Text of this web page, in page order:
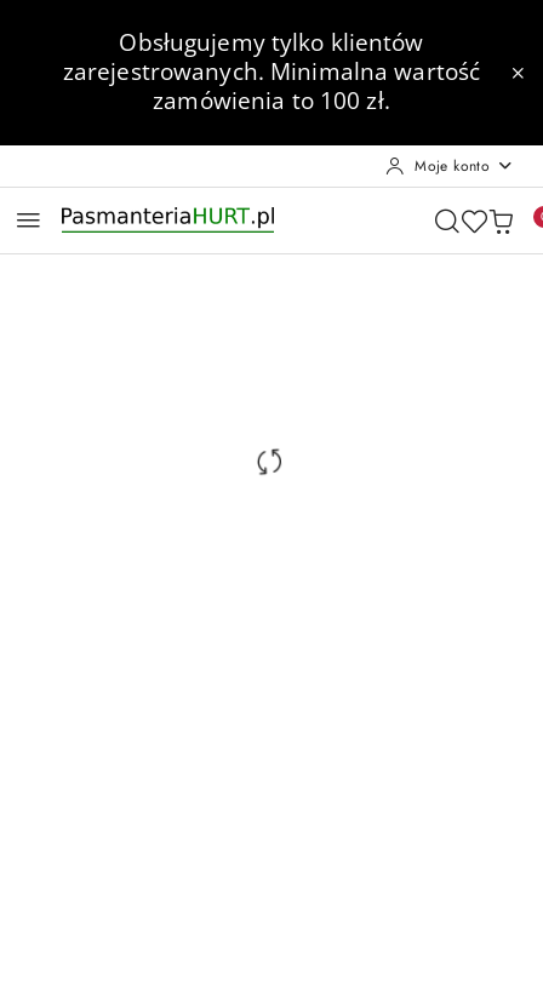
Przejdź do treści głównej
Przejdź do wyszukiwarki
Przejdź do moje konto
Przejdź do menu głównego
Przejdź do opisu produktu
Przejdź do stopki
Obsługujemy tylko klientów
zarejestrowanych. Minimalna wartość
zamówienia to 100 zł.
Moje konto